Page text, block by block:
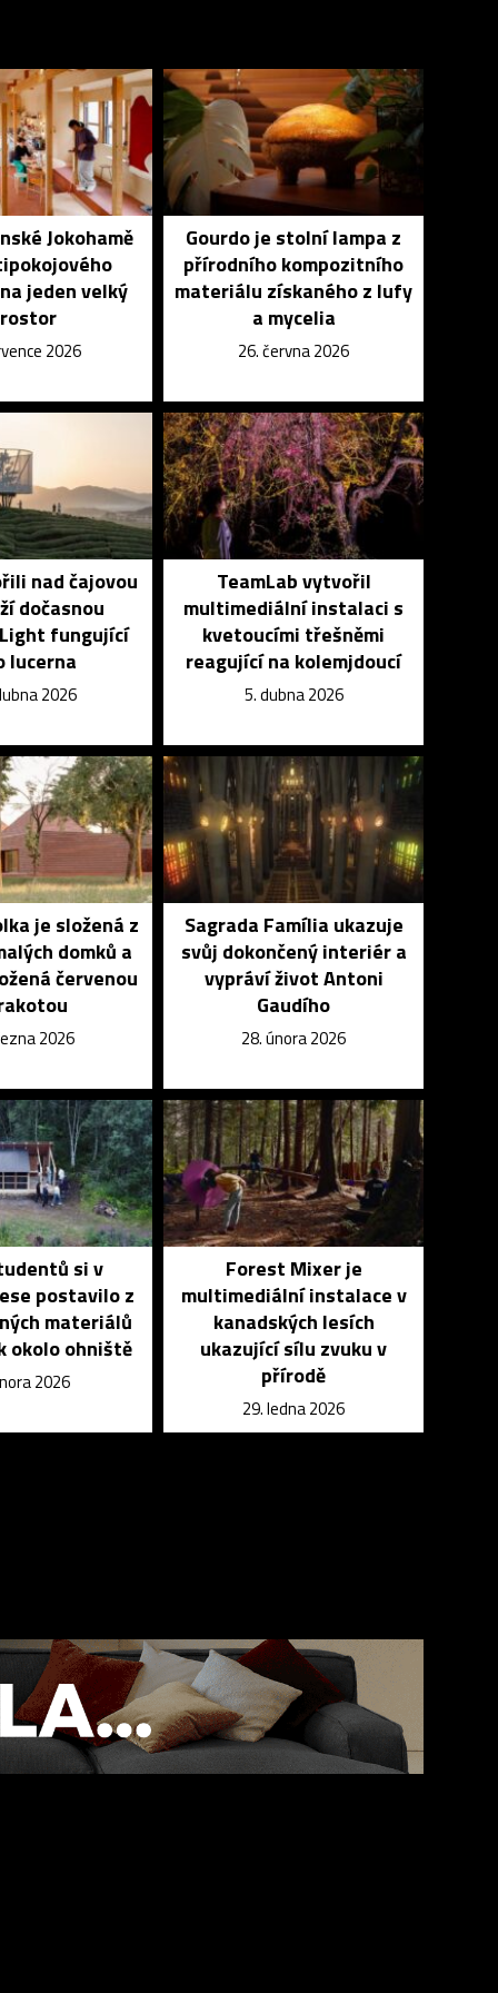
Jokohamě
jeden velký
2026
Gourdo je stolní lampa z
přírodního kompozitního
materiálu získaného z lufy
a mycelia
26. června 2026
nad čajovou
dočasnou
fungující
lucerna
2026
TeamLab vytvořil
multimediální instalaci s
kvetoucími třešněmi
reagující na kolemjdoucí
5. dubna 2026
je složená z
domků a
červenou
2026
Sagrada Família ukazuje
svůj dokončený interiér a
vypráví život Antoni
Gaudího
28. února 2026
si v
postavilo z
materiálů
okolo ohniště
2026
Forest Mixer je
multimediální instalace v
kanadských lesích
ukazující sílu zvuku v
přírodě
29. ledna 2026